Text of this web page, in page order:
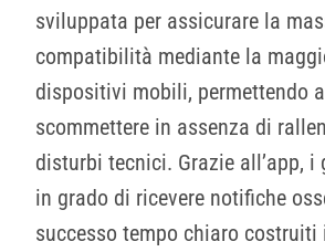
sviluppata per assicurare la
compatibilità mediante la
dispositivi mobili, permettendo
scommettere in assenza di
disturbi tecnici. Grazie all’app, i
in grado di ricevere notifiche
successo tempo chiaro costruiti